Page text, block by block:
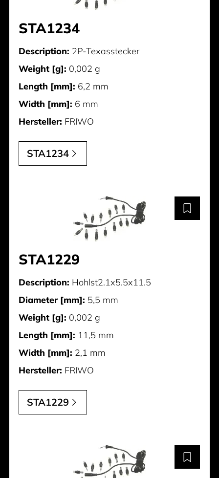
STA1234
Description: 2P-Texasstecker
Weight [g]: 0,002 g
Length [mm]: 6,2 mm
Width [mm]: 6 mm
Hersteller: FRIWO
STA1234
STA1229
Description: Hohlst2.1x5.5x11.5
Diameter [mm]: 5,5 mm
Weight [g]: 0,002 g
Length [mm]: 11,5 mm
Width [mm]: 2,1 mm
Hersteller: FRIWO
STA1229